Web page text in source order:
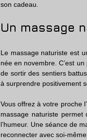
son cadeau.
Un massage
Le massage naturiste est
née en novembre. C’est
de sortir des sentiers
à surprendre positivement
Vous offrez à votre proche
massage naturiste permet
l’humeur. Une séance de
reconnecter avec soi-même.